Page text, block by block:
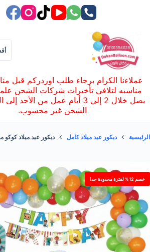
عملاءنا الكرام برجاء طلب اوردركم قبل
مناسبه لتلافي تأخيرات شركات الشحن
يصل خلال 2 إلي 3 أيام عمل من
الشحن غير محسوب.
الرئيسية ديكور عيد ميلاد كامل ديكور عيد ميلاد كوكو
خصم 12% لفترة محدودة جدا